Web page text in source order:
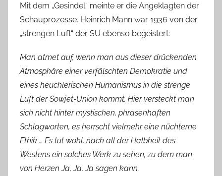
Mit dem „Gesindel“ meinte er die Angeklagten der
Schauprozesse. Heinrich Mann war 1936 von der
„strengen Luft“ der SU ebenso begeistert:
Man atmet auf, wenn man aus dieser drückenden
Atmosphäre einer verfälschten Demokratie und
eines heuchlerischen Humanismus in die strenge
Luft der Sowjet-Union kommt. Hier versteckt man
sich nicht hinter mystischen, phrasenhaften
Schlagworten, es herrscht vielmehr eine nüchterne
Ethik … Es tut wohl, nach all der Halbheit des
Westens ein solches Werk zu sehen, zu dem man
von Herzen Ja, Ja, Ja sagen kann.